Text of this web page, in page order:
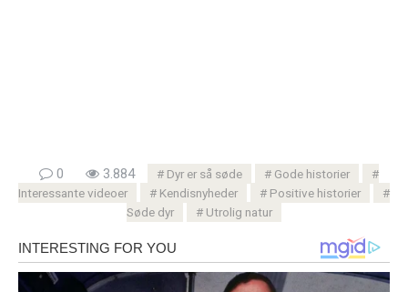
0 3.884 Dyr er så søde
Gode ​​historier
Interessante videoer
Kendisnyheder
Positive historier
Søde dyr
Utrolig natur